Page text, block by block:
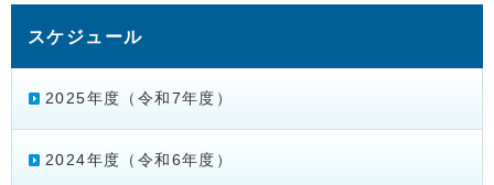
スケジュール
2025年度（令和7年度）
2024年度（令和6年度）